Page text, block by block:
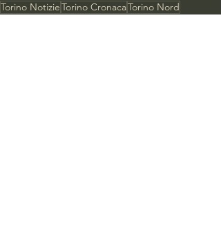
Torino NotizieTorino CronacaTorino Nord